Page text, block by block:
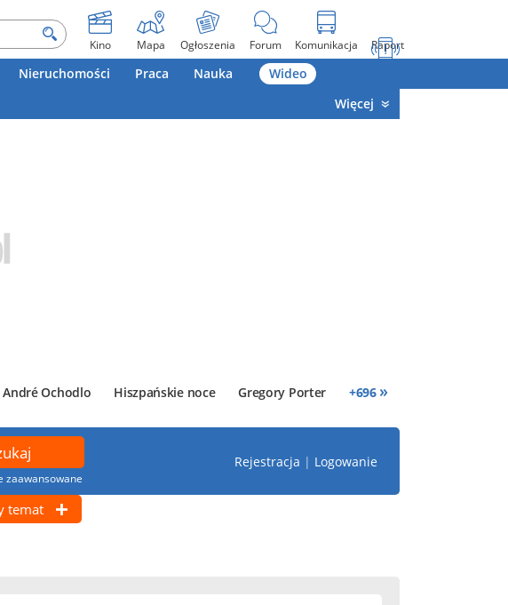
Kino Mapa Ogłoszenia Forum Komunikacja Raport
Nieruchomości Praca Nauka
Wideo
Więcej
André Ochodlo Hiszpańskie noce Gregory Porter +696 »
zaawansowane
Rejestracja | Logowanie
temat